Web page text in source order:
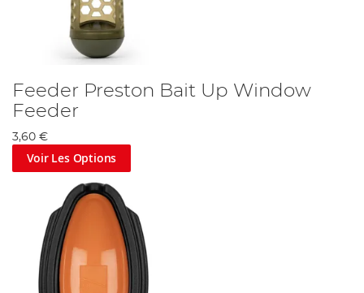
Feeder Preston Bait Up Window
Feeder
3,60 €
Voir Les Options